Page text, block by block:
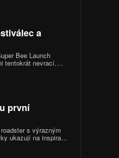
a
Bee Launch
tentokrát nevrací.
turbodmychadly,
a točivého
první
s výrazným
ukazují na inspiraci
provedením po
základ v Mazdě